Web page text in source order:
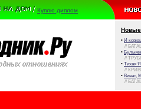
Куплю диплом
Новые
• И
//
•
//
• Тихая
//
• Виват,
//